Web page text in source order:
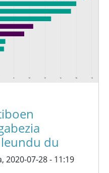
du
2020-07-28 - 11:19